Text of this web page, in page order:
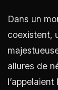
Dans un
coexistent,
allures de